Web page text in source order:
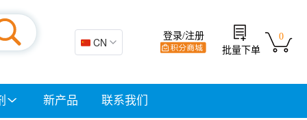
🇨🇳 CN
0
批量下单
登录/注册
新产品 联系我们